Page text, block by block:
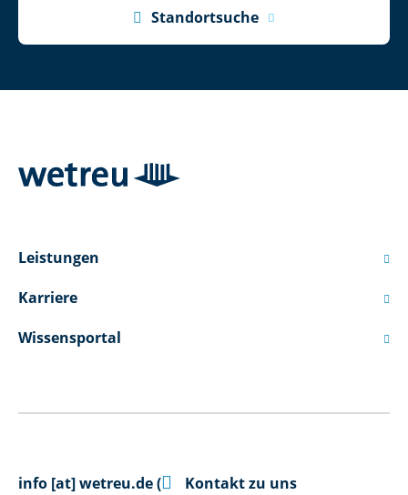
 Standortsuche
Leistungen 
Karriere 
Wissensportal 
info [at]wetreu.de(
Kontakt zu uns